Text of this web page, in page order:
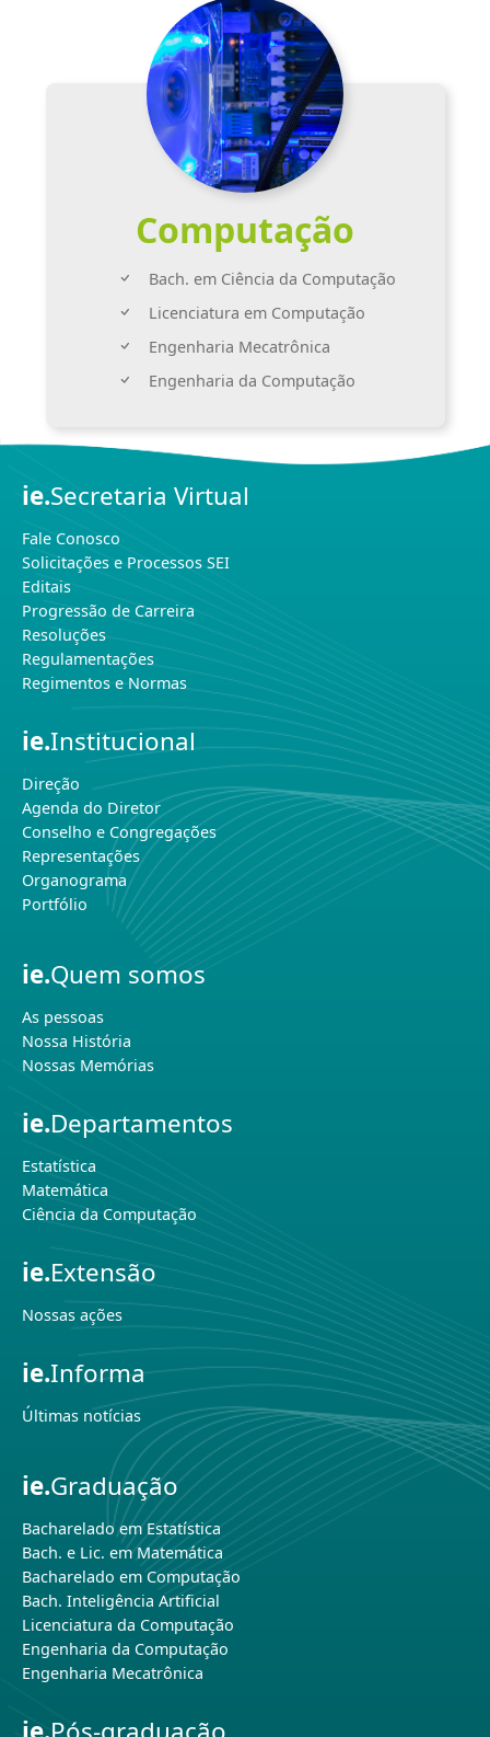
Computação
Bach. em Ciência da Computação
Licenciatura em Computação
Engenharia Mecatrônica
Engenharia da Computação
ie.Secretaria Virtual
Fale Conosco
Solicitações e Processos SEI
Editais
Progressão de Carreira
Resoluções
Regulamentações
Regimentos e Normas
ie.Institucional
Direção
Agenda do Diretor
Conselho e Congregações
Representações
Organograma
Portfólio
ie.Quem somos
As pessoas
Nossa História
Nossas Memórias
ie.Departamentos
Estatística
Matemática
Ciência da Computação
ie.Extensão
Nossas ações
ie.Informa
Últimas notícias
ie.Graduação
Bacharelado em Estatística
Bach. e Lic. em Matemática
Bacharelado em Computação
Bach. Inteligência Artificial
Licenciatura da Computação
Engenharia da Computação
Engenharia Mecatrônica